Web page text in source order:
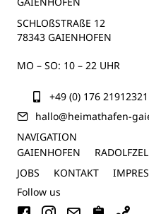
SCHLOßSTRAßE 12
78343 GAIENHOFEN
MO – SO: 10 – 22 UHR
+49 (0) 176 21912321
hallo@heimathafen-
NAVIGATION
GAIENHOFEN
JOBS
KONTAKT
Follow us